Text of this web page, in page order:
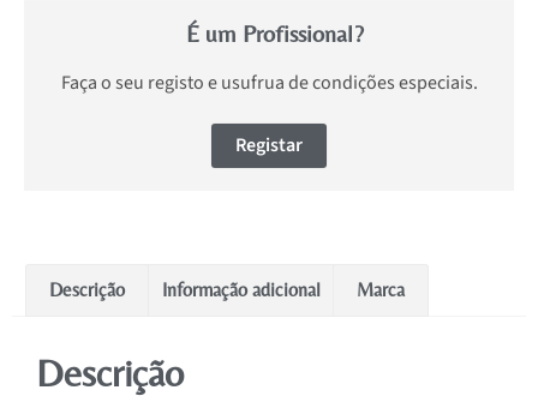
É um Profissional?
Faça o seu registo e usufrua de condições especiais.
Registar
Descrição Informação adicional Marca
Descrição